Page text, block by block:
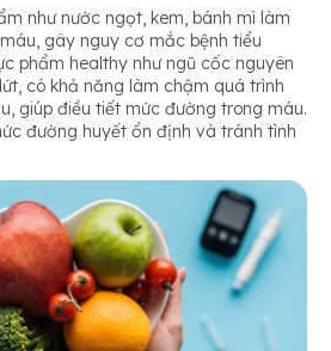
như nước ngọt, kem, bánh mì làm
gây nguy cơ mắc bệnh tiểu
phẩm healthy như ngũ cốc nguyên
có khả năng làm chậm quá trình
giúp điều tiết mức đường trong máu.
đường huyết ổn định và tránh tình